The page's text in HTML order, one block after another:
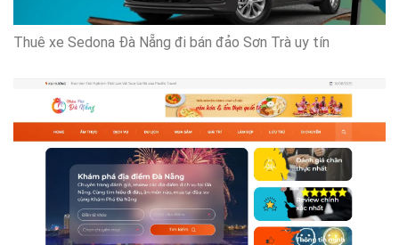
Thuê xe Sedona Đà Nẵng đi bán đảo Sơn Trà uy tín